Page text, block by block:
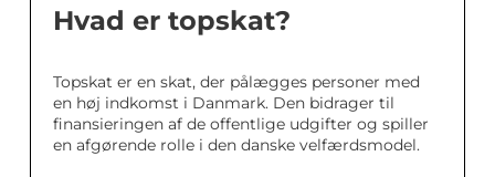
Hvad er topskat?
Topskat er en skat, der pålægges personer med
en høj indkomst i Danmark. Den bidrager til
finansieringen af de offentlige udgifter og spiller
en afgørende rolle i den danske velfærdsmodel.